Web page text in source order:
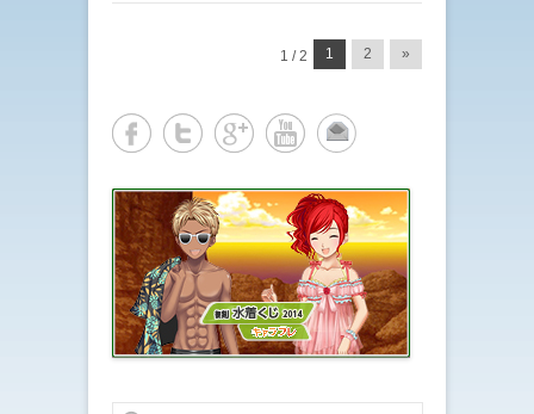
1 / 2 1 2 »